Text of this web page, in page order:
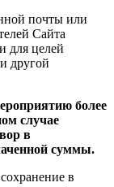
почты или
Сайта
для целей
другой
более
случае
в
суммы.
в